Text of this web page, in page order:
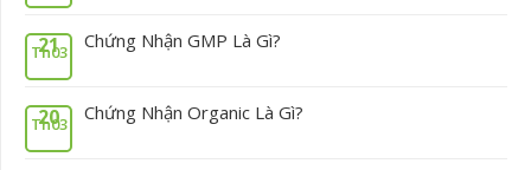
21
Th03 Chứng Nhận GMP Là Gì?
20
Th03 Chứng Nhận Organic Là Gì?